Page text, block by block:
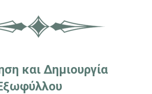
και Δημιουργία